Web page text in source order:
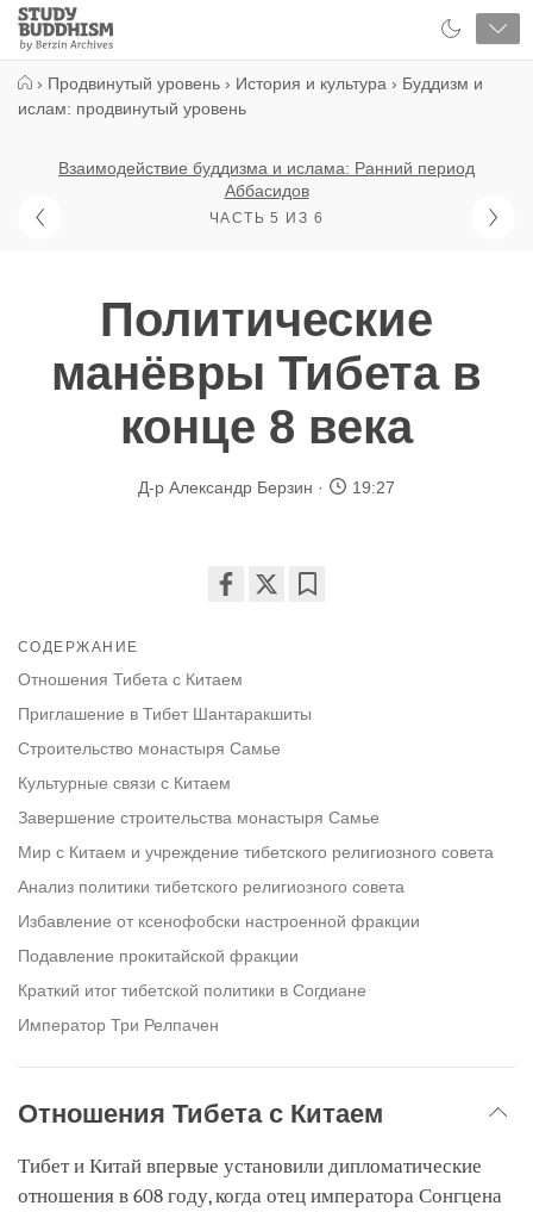
Close
Study
Buddhism
› Продвинутый уровень › История и культура › Буддизм и
ислам: продвинутый уровень
Взаимодействие буддизма и ислама: Ранний период
Аббасидов
ЧАСТЬ 5 ИЗ 6
Политические
манёвры Тибета в
конце 8 века
Д-р Александр Берзин 19:27
СОДЕРЖАНИЕ
Отношения Тибета с Китаем
Приглашение в Тибет Шантаракшиты
Строительство монастыря Самье
Культурные связи с Китаем
Завершение строительства монастыря Самье
Мир с Китаем и учреждение тибетского религиозного совета
Анализ политики тибетского религиозного совета
Избавление от ксенофобски настроенной фракции
Подавление прокитайской фракции
Краткий итог тибетской политики в Согдиане
Император Три Релпачен
Отношения Тибета с Китаем
Тибет и Китай впервые установили дипломатические
отношения в 608 году, когда отец императора Сонгцена